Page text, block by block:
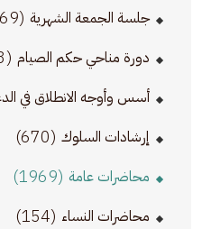
جلسة الجمعة الشهرية (69)
دورة مناحي حكم الصيام (3)
أسس وأوجه الانطلاق في
إرشادات السلوك (670)
محاضرات عامة (1969)
محاضرات النساء (154)